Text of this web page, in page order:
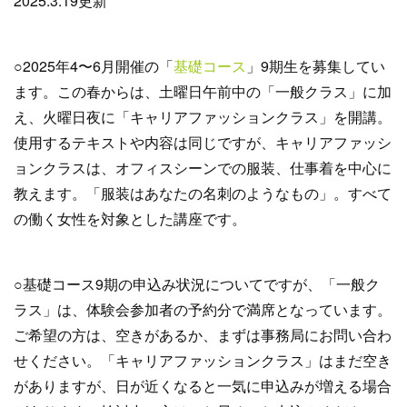
○2025年4〜6月開催の「基礎コース 」9期生を募集してい
ます。この春からは、土曜日午前中の「一般クラス」に加
え、火曜日夜に「キャリアファッションクラス」を開講。
使用するテキストや内容は同じですが、キャリアファッシ
ョンクラスは、オフィスシーンでの服装、仕事着を中心に
教えます。「服装はあなたの名刺のようなもの」。すべて
の働く女性を対象とした講座です。
○基礎コース9期の申込み状況についてですが、「一般ク
ラス」は、体験会参加者の予約分で満席となっています。
ご希望の方は、空きがあるか、まずは事務局にお問い合わ
せください。「キャリアファッションクラス」はまだ空き
がありますが、日が近くなると一気に申込みが増える場合